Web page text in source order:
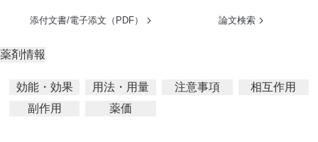
添付文書/電子添文（PDF） 論文検索
薬剤情報
効能・効果 用法・用量 注意事項
相互作用
副作用
薬価